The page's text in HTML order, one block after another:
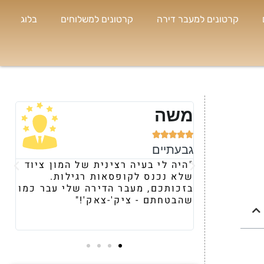
קרטונים למעבר דירה קרטונים למשלוחים בלוג
של המון ציוד
רגילות.
הדירה שלי עבר כמו
נועה

רמת השרון
"קיבלתי המלצה עליכם מחברה
ומרגע השיחה הראשונית,
את היחס וההתייחסות השונה